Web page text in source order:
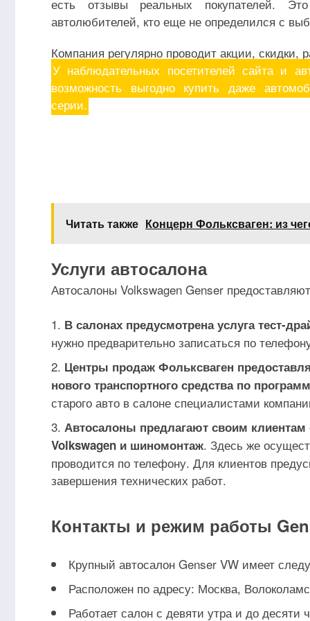
есть отзывы реальных покупателей.
автолюбителей, кто еще не определился с
Компания регулярно проводит акции, скидки,
У наблюдательных посетителей сайта и
возможность выгодно купить даже
серии.
Читать также Концерн Фольксваген: из
Услуги автосалона
Автосалоны Volkswagen Genser
В салонах предусмотрена услуга тест-
нужно предварительно записаться по
Центры продаж Фольксваген
нового транспортного средства по
старого авто в салоне специалистами
Автосалоны предлагают своим
Volkswagen и шиномонтаж. Здесь же
проводится по телефону. Для клиентов
завершения технических работ.
Контакты и режим работы
Крупный автосалон Genser VW имеет
Расположен по адресу: Москва,
Работает салон с девяти утра и до десяти